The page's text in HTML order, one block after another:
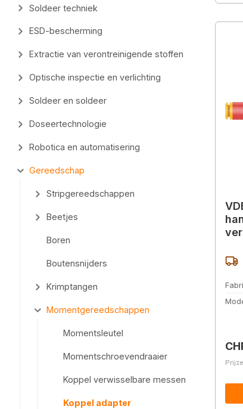
Soldeer techniek
ESD-bescherming
Extractie van verontreinigende stoffen
Optische inspectie en verlichting
Soldeer en soldeer
Doseertechnologie
Robotica en automatisering
Gereedschap
Stripgereedschappen
Beetjes
Boren
Boutensnijders
Krimptangen
Momentgereedschappen
Momentsleutel
Momentschroevendraaier
Koppel verwisselbare messen
Koppel adapter